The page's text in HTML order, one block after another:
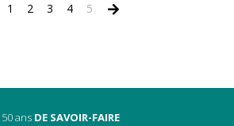
1 2 3 4 5
ans DE SAVOIR-FAIRE